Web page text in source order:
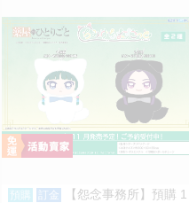
預購 訂金
【怨念事務所】預購 1